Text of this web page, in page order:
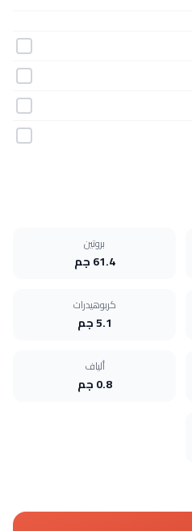
بروتين
61.4 جم
كربوهيدرات
5.1 جم
ألياف
0.8 جم